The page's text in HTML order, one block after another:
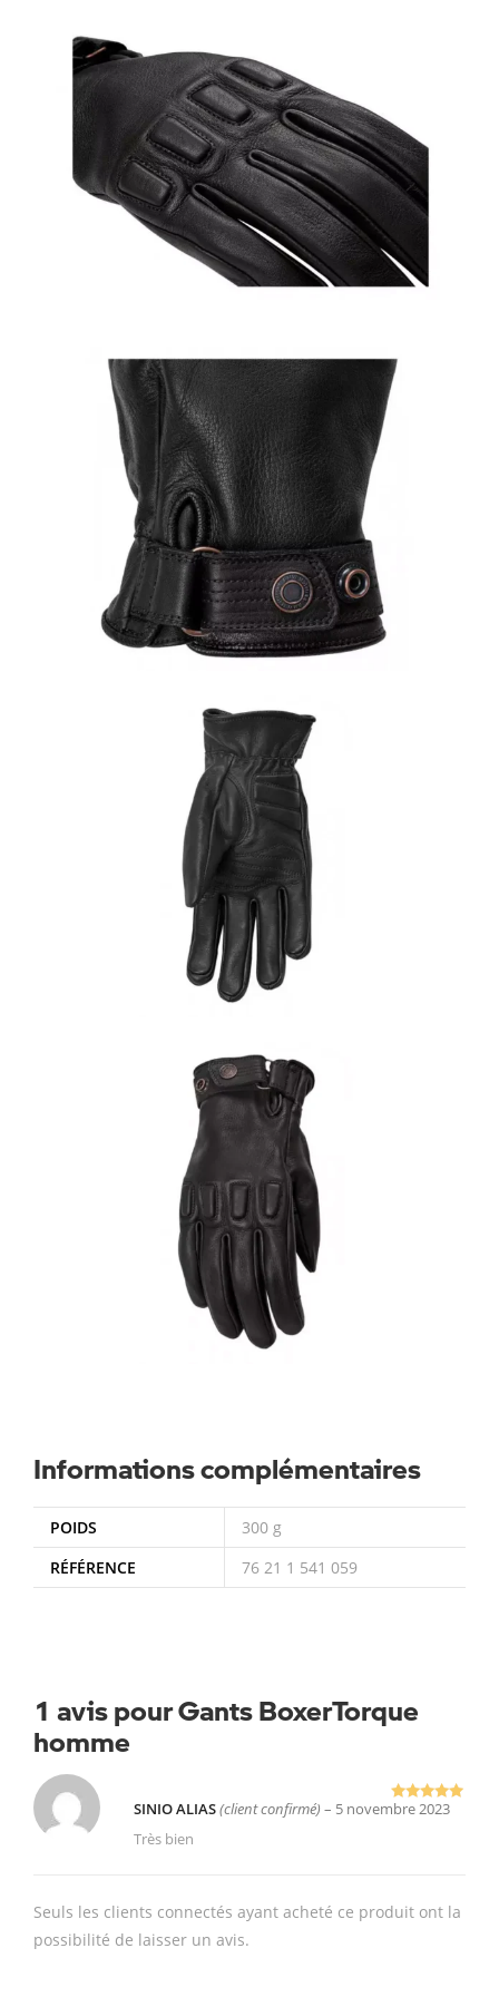
Informations complémentaires
POIDS
300 g
RÉFÉRENCE
76 21 1 541 059
1 avis pourGants BoxerTorque
homme
Note5sur
SINIO ALIAS(client confirmé) – 5 novembre 2023
Très bien
Seuls les clients connectés ayant acheté ce produit ont la
possibilité de laisser un avis.